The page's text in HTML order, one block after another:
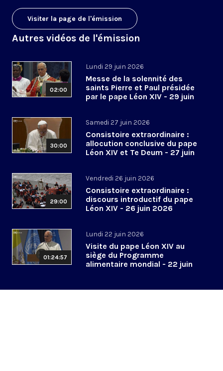
Visiter la page de l'émission
Autres vidéos de l'émission
02:00
Lundi 29 juin 2026
Messe de la solennité des
saints Pierre et Paul présidée
par le pape Léon XIV - 29 juin
30:00
Samedi 27 juin 2026
Consistoire extraordinaire :
allocution conclusive du pape
Léon XIV et Te Deum - 27 juin
29:00
Vendredi 26 juin 2026
Consistoire extraordinaire :
discours introductif du pape
Léon XIV - 26 juin 2026
01:24:57
Lundi 22 juin 2026
Visite du pape Léon XIV au
siège du Programme
alimentaire mondial - 22 juin